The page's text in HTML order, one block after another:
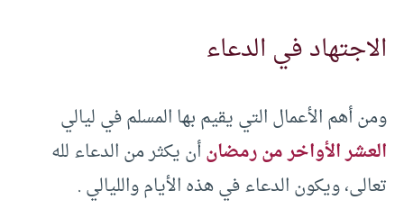
الاجتهاد في الدعاء
ومن أهم الأعمال التي يقيم بها المسلم في ليالي
العشر الأواخر من رمضانأن يكثر من الدعاء لله
تعالى، ويكون الدعاء في هذه الأيام والليالي .